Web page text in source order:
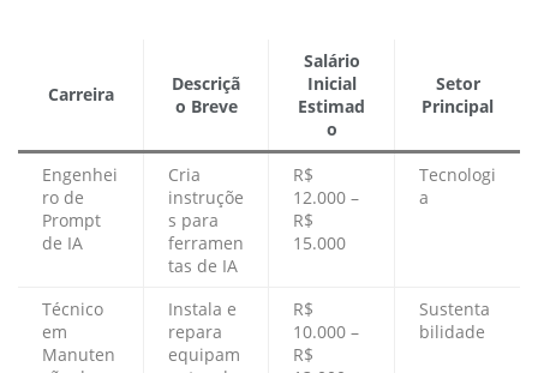
Carreira
Descriçã
o Breve
Salário
Inicial
Estimad
o
Setor
Principal
Engenhei
ro de
Prompt
de IA
Cria
instruçõe
s para
ferramen
tas de IA
R$
12.000 –
R$
15.000
Tecnologi
a
Técnico
em
Manuten
Instala e
repara
equipam
R$
10.000 –
R$
Sustenta
bilidade